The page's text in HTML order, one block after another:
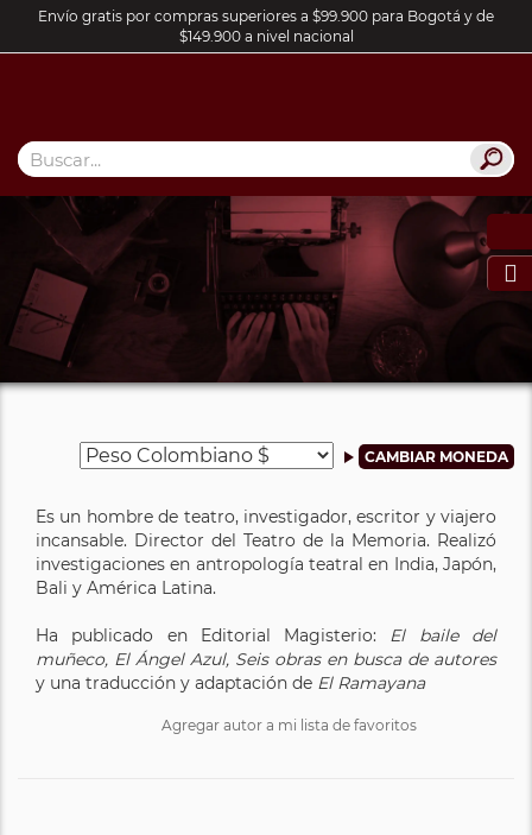
Envío gratis por compras superiores a $99.900 para Bogotá y de
$149.900 a nivel nacional

Es un hombre de teatro, investigador, escritor y viajero
incansable. Director del Teatro de la Memoria. Realizó
investigaciones en antropología teatral en India, Japón,
Bali y América Latina.
Ha publicado en Editorial Magisterio: El baile del
muñeco, El Ángel Azul, Seis obras en busca de autores
y una traducción y adaptación de El Ramayana
Agregar autor a mi lista de favoritos